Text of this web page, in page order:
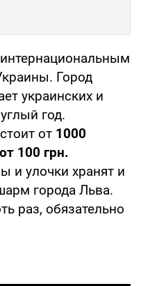
Город
украинских и
год.
от 1000
100 грн.
и улочки хранят и
города Льва.
раз, обязательно